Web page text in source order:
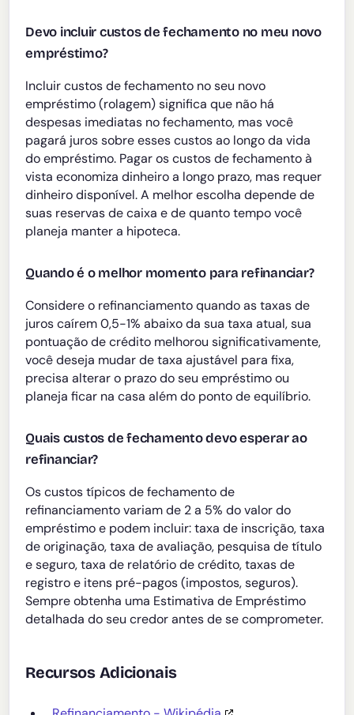
Devo incluir custos de fechamento no meu novo
empréstimo?
Incluir custos de fechamento no seu novo
empréstimo (rolagem) significa que não há
despesas imediatas no fechamento, mas você
pagará juros sobre esses custos ao longo da vida
do empréstimo. Pagar os custos de fechamento à
vista economiza dinheiro a longo prazo, mas requer
dinheiro disponível. A melhor escolha depende de
suas reservas de caixa e de quanto tempo você
planeja manter a hipoteca.
Quando é o melhor momento para refinanciar?
Considere o refinanciamento quando as taxas de
juros caírem 0,5-1% abaixo da sua taxa atual, sua
pontuação de crédito melhorou significativamente,
você deseja mudar de taxa ajustável para fixa,
precisa alterar o prazo do seu empréstimo ou
planeja ficar na casa além do ponto de equilíbrio.
Quais custos de fechamento devo esperar ao
refinanciar?
Os custos típicos de fechamento de
refinanciamento variam de 2 a 5% do valor do
empréstimo e podem incluir: taxa de inscrição, taxa
de originação, taxa de avaliação, pesquisa de título
e seguro, taxa de relatório de crédito, taxas de
registro e itens pré-pagos (impostos, seguros).
Sempre obtenha uma Estimativa de Empréstimo
detalhada do seu credor antes de se comprometer.
Recursos Adicionais